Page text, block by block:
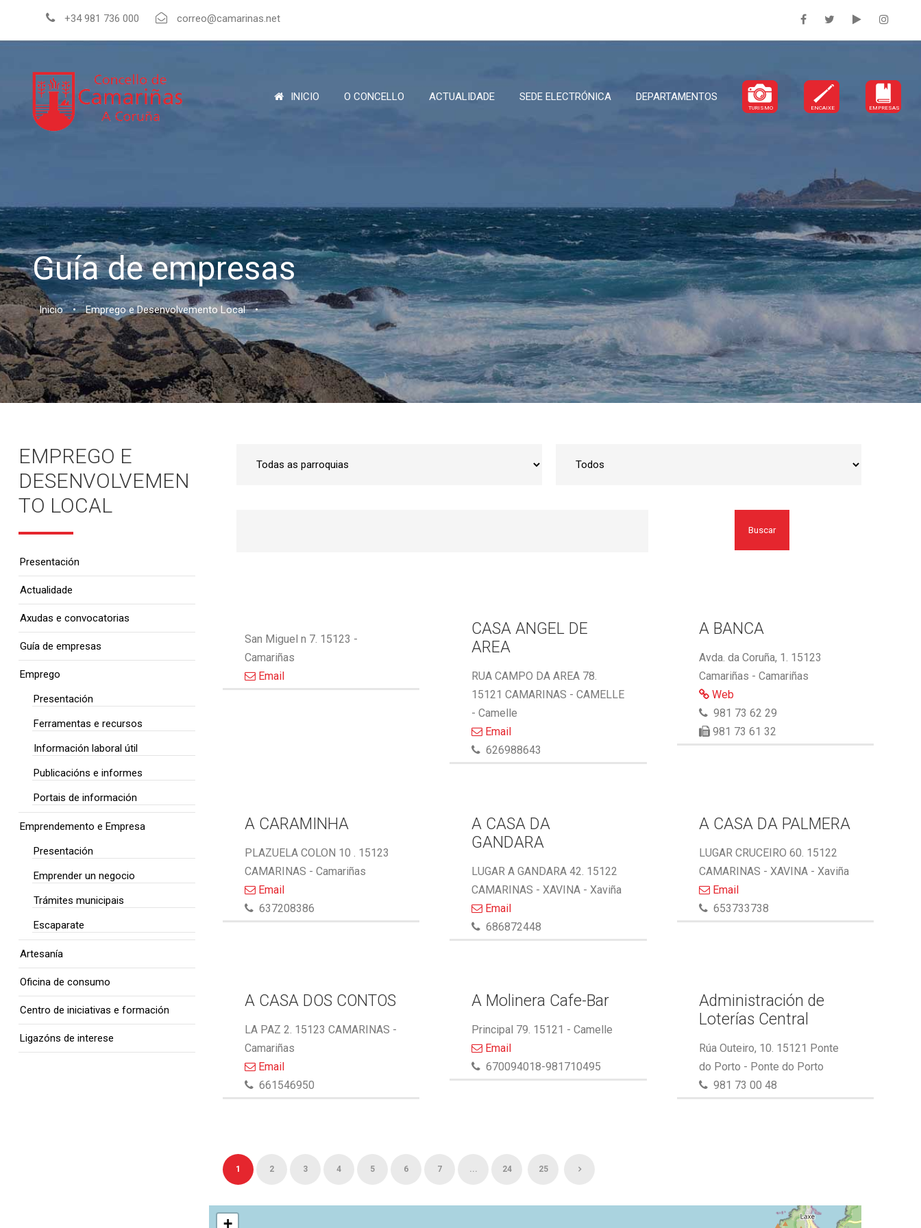
+34 981 736 000 correo@camarinas.net
INICIO O CONCELLO ACTUALIDADE SEDE ELECTRÓNICA DEPARTAMENTOS
TURISMO ENCAIXE EMPRESAS
Guía de empresas
Inicio • Emprego e Desenvolvemento Local •
Buscar
San Miguel n 7. 15123 -
Camariñas
Email
CASA ANGEL DE
AREA
RUA CAMPO DA AREA 78.
15121 CAMARINAS - CAMELLE
- Camelle
Email
626988643
A BANCA
Avda. da Coruña, 1. 15123
Camariñas - Camariñas
Web
981 73 62 29
981 73 61 32
A CARAMINHA
PLAZUELA COLON 10 . 15123
CAMARINAS - Camariñas
Email
637208386
A CASA DA
GANDARA
LUGAR A GANDARA 42. 15122
CAMARINAS - XAVINA - Xaviña
Email
686872448
A CASA DA PALMERA
LUGAR CRUCEIRO 60. 15122
CAMARINAS - XAVINA - Xaviña
Email
653733738
A CASA DOS CONTOS
LA PAZ 2. 15123 CAMARINAS -
Camariñas
Email
661546950
A Molinera Cafe-Bar
Principal 79. 15121 - Camelle
Email
670094018-981710495
Administración de
Loterías Central
Rúa Outeiro, 10. 15121 Ponte
do Porto - Ponte do Porto
981 73 00 48
1 2 3 4 5 6 7 ... 24 25
+
EMPREGO E
DESENVOLVEMEN
TO LOCAL
Presentación
Actualidade
Axudas e convocatorias
Guía de empresas
Emprego
Presentación
Ferramentas e recursos
Información laboral útil
Publicacións e informes
Portais de información
Emprendemento e Empresa
Presentación
Emprender un negocio
Trámites municipais
Escaparate
Artesanía
Oficina de consumo
Centro de iniciativas e formación
Ligazóns de interese